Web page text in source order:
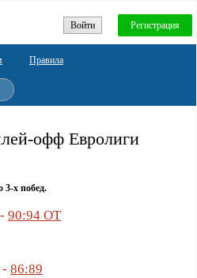
Войти Регистрация
Правила
офф Евролиги
х побед.
- 90:94 ОТ
- 86:89